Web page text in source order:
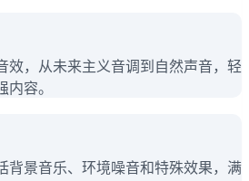
效，从未来主义音调到自然声音，轻
容。
背景音乐、环境噪音和特殊效果，满